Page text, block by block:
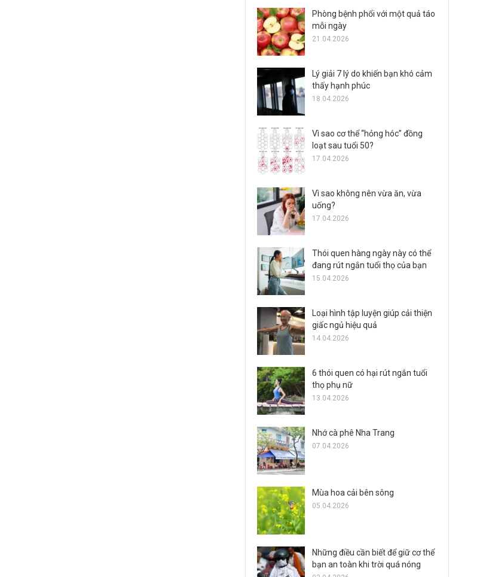
Phòng bệnh phổi với một quả táo
mỗi ngày
21.04.2026
Lý giải 7 lý do khiến bạn khó cảm
thấy hạnh phúc
18.04.2026
Vì sao cơ thể “hỏng hóc” đồng
loạt sau tuổi 50?
17.04.2026
Vì sao không nên vừa ăn, vừa
uống?
17.04.2026
Thói quen hàng ngày này có thể
đang rút ngắn tuổi thọ của bạn
15.04.2026
Loại hình tập luyện giúp cải thiện
giấc ngủ hiệu quả
14.04.2026
6 thói quen có hại rút ngắn tuổi
thọ phụ nữ
13.04.2026
Nhớ cà phê Nha Trang
07.04.2026
Mùa hoa cải bên sông
05.04.2026
Những điều cần biết để giữ cơ thể
bạn an toàn khi trời quá nóng